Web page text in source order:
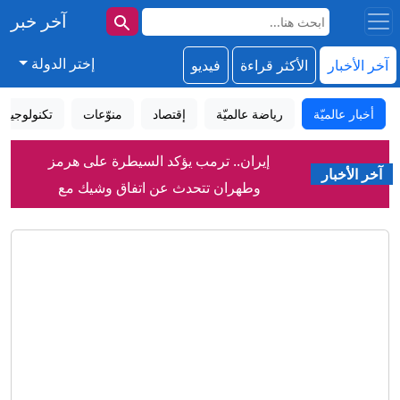
آخر خبر
آخر الأخبار الأكثر قراءة فيديو إختر الدولة
أخبار عالميّة رياضة عالميّة إقتصاد منوّعات تكنولوجيا
آخر الأخبار
إيران.. ترمب يؤكد السيطرة على هرمز
وطهران تتحدث عن اتفاق وشيك مع
مسقط
إيران تعلق على اتفاق الدفاع بين السعودية